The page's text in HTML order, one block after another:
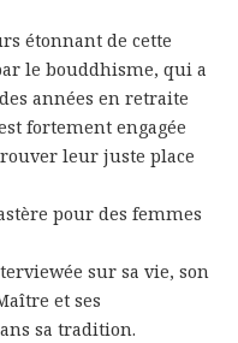
étonnant de cette
le bouddhisme, qui a
années en retraite
fortement engagée
leur juste place
pour des femmes
sur sa vie, son
et ses
sa tradition.